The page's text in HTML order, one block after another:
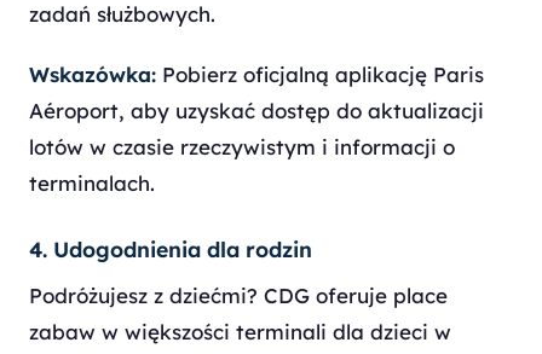
zadań służbowych.
Wskazówka: Pobierz oficjalną aplikację Paris
Aéroport, aby uzyskać dostęp do aktualizacji
lotów w czasie rzeczywistym i informacji o
terminalach.
4. Udogodnienia dla rodzin
Podróżujesz z dziećmi? CDG oferuje place
zabaw w większości terminali dla dzieci w